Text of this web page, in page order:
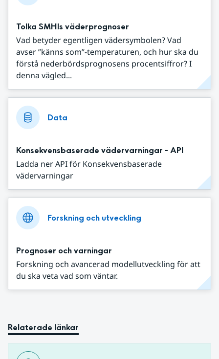
Tolka SMHIs väderprognoser
Vad betyder egentligen vädersymbolen? Vad
avser ”känns som”-temperaturen, och hur ska du
förstå nederbördsprognosens procentsiffror? I
denna vägled...
Data
Konsekvensbaserade vädervarningar - API
Ladda ner API för Konsekvensbaserade
vädervarningar
Forskning och utveckling
Prognoser och varningar
Forskning och avancerad modellutveckling för att
du ska veta vad som väntar.
Relaterade länkar